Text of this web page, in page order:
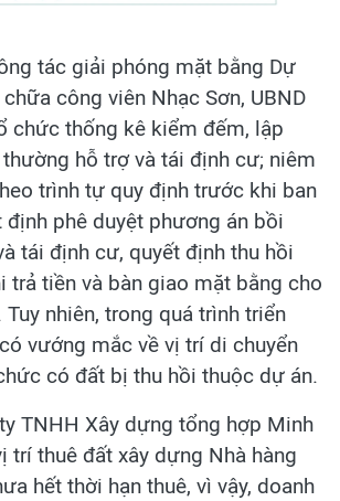
tác giải phóng mặt bằng Dự
công viên Nhạc Sơn, UBND
chức thống kê kiểm đếm, lập
hỗ trợ và tái định cư; niêm
trình tự quy định trước khi ban
định phê duyệt phương án bồi
tái định cư, quyết định thu hồi
trả tiền và bàn giao mặt bằng cho
nhiên, trong quá trình triển
vướng mắc về vị trí di chuyển
có đất bị thu hồi thuộc dự án.
TNHH Xây dựng tổng hợp Minh
trí thuê đất xây dựng Nhà hàng
hết thời hạn thuê, vì vậy, doanh